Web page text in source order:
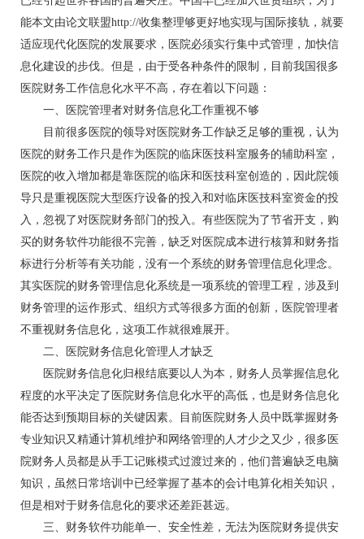
能本文由论文联盟http://收集整理够更好地实现与国际接轨，就要
适应现代化医院的发展要求，医院必须实行集中式管理，加快信
息化建设的步伐。但是，由于受各种条件的限制，目前我国很多
医院财务工作信息化水平不高，存在着以下问题：
一、医院管理者对财务信息化工作重视不够
目前很多医院的领导对医院财务工作缺乏足够的重视，认为
医院的财务工作只是作为医院的临床医技科室服务的辅助科室，
医院的收入增加都是靠医院的临床和医技科室创造的，因此院领
导只是重视医院大型医疗设备的投入和对临床医技科室资金的投
入，忽视了对医院财务部门的投入。有些医院为了节省开支，购
买的财务软件功能很不完善，缺乏对医院成本进行核算和财务指
标进行分析等有关功能，没有一个系统的财务管理信息化理念。
其实医院的财务管理信息化系统是一项系统的管理工程，涉及到
财务管理的运作形式、组织方式等很多方面的创新，医院管理者
不重视财务信息化，这项工作就很难展开。
二、医院财务信息化管理人才缺乏
医院财务信息化归根结底要以人为本，财务人员掌握信息化
程度的水平决定了医院财务信息化水平的高低，也是财务信息化
能否达到预期目标的关键因素。目前医院财务人员中既掌握财务
专业知识又精通计算机维护和网络管理的人才少之又少，很多医
院财务人员都是从手工记账模式过渡过来的，他们普遍缺乏电脑
知识，虽然日常培训中已经掌握了基本的会计电算化相关知识，
但是相对于财务信息化的要求还差距甚远。
三、财务软件功能单一、安全性差，无法为医院财务提供安